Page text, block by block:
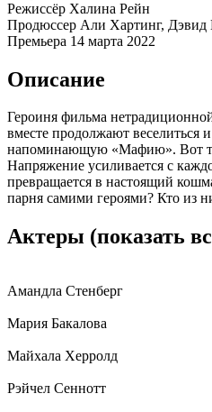
Режиссёр Халина Рейн
Продюссер Али Хартинг, Дэвид
Премьера 14 марта 2022
Описание
Героиня фильма
вместе продолжают веселиться
напоминающую «Мафию». Вот
Напряжение усиливается с
превращается в настоящий
парня самими героями? Кто из
Актеры (показать
Амандла Стенберг
Мария Бакалова
Майхала Херролд
Рэйчел Сеннотт